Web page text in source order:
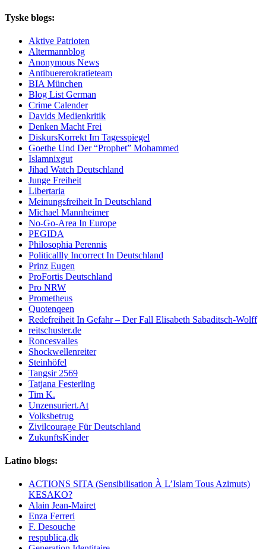
Tyske blogs:
Aktive Patrioten
Altermannblog
Anonymous News
Antibuererokratieteam
BIA München
Blog List German
Crime Calender
Davids Medienkritik
Denken Macht Frei
DiskursKorrekt Im Tagesspiegel
Goethe Und Der “Prophet” Mohammed
Islamnixgut
Jihad Watch Deutschland
Junge Freiheit
Libertaria
Meinungsfreiheit In Deutschland
Michael Mannheimer
No-Go-Area In Europe
PEGIDA
Philosophia Perennis
Politicallly Incorrect In Deutschland
Prinz Eugen
ProFortis Deutschland
Pro NRW
Prometheus
Quotenqeen
Redefreiheit In Gefahr – Der Fall Elisabeth Sabaditsch-Wolff
reitschuster.de
Roncesvalles
Shockwellenreiter
Steinhöfel
Tangsir 2569
Tatjana Festerling
Tim K.
Unzensuriert.At
Volksbetrug
Zivilcourage Für Deutschland
ZukunftsKinder
Latino blogs:
ACTIONS SITA (Sensibilisation À L’Islam Tous Azimuts)
KESAKO?
Alain Jean-Mairet
Enza Ferreri
F. Desouche
respublica,dk